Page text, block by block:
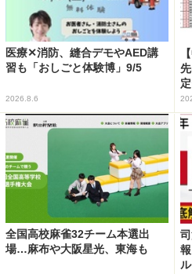
医療✕消防、縫合デモやAED講
習も「おしごと体験博」9/5
2026.8.6
全国高校麻雀32チーム本選出
場…麻布や大阪星光、東海も